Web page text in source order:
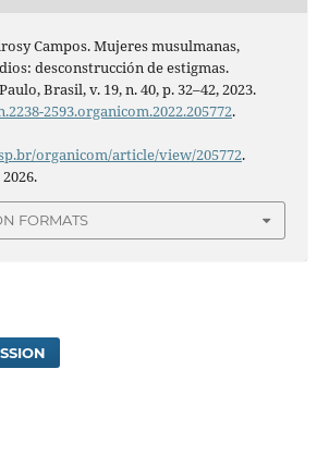
Campos. Mujeres musulmanas,
desconstrucción de estigmas.
Brasil, v. 19, n. 40, p. 32–42, 2023.
2593.organicom.2022.205772.
organicom/article/view/205772.
FORMATS